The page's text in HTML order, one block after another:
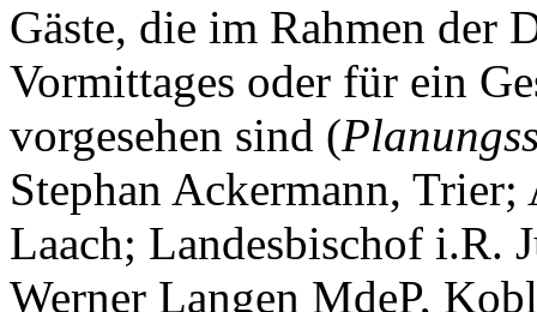
Gäste, die im Rahmen der
Vormittages oder für ein
vorgesehen sind (
Stephan Ackermann,
Laach; Landesbischof i.R.
Werner Langen MdeP,